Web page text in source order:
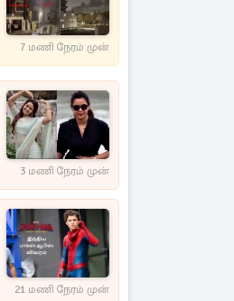
7 மணி நேரம் முன்
3 மணி நேரம் முன்
21 மணி நேரம் முன்